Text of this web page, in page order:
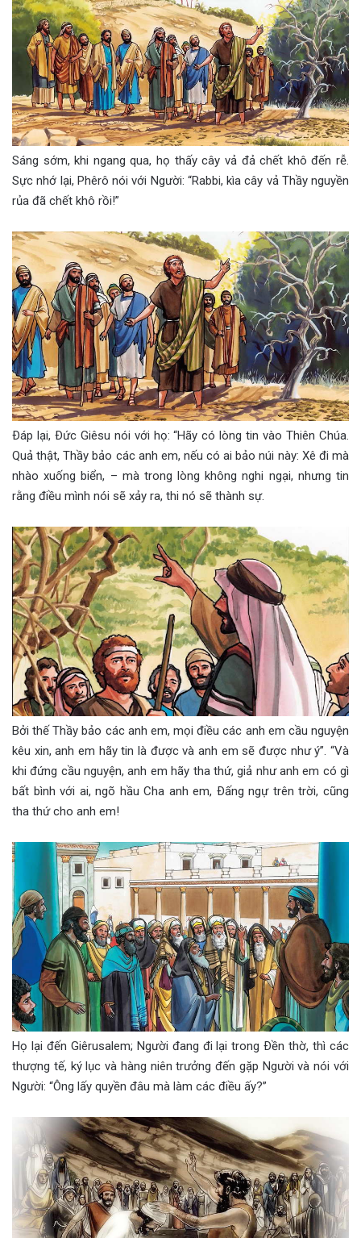
Sáng sớm, khi ngang qua, họ thấy cây vả đả chết khô đến rễ.
Sực nhớ lại, Phêrô nói với Người: “Rabbi, kìa cây vả Thầy nguyền
rủa đã chết khô rồi!”
Ðáp lại, Ðức Giêsu nói với họ: “Hãy có lòng tin vào Thiên Chúa.
Quả thật, Thầy bảo các anh em, nếu có ai bảo núi này: Xê đi mà
nhào xuống biển, – mà trong lòng không nghi ngại, nhưng tin
rằng điều mình nói sẽ xảy ra, thi nó sẽ thành sự.
Bởi thế Thầy bảo các anh em, mọi điều các anh em cầu nguyện
kêu xin, anh em hãy tin là được và anh em sẽ được như ý”. “Và
khi đứng cầu nguyện, anh em hãy tha thứ, giả như anh em có gì
bất bình với ai, ngõ hầu Cha anh em, Ðấng ngự trên trời, cũng
tha thứ cho anh em!
Họ lại đến Giêrusalem; Người đang đi lại trong Ðền thờ, thì các
thượng tế, ký lục và hàng niên trưởng đến gặp Người và nói với
Người: “Ông lấy quyền đâu mà làm các điều ấy?”